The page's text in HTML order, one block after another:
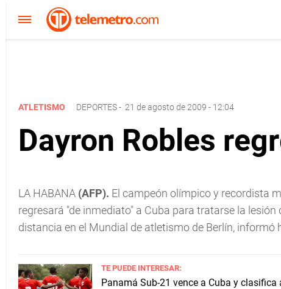
ATLETISMO DEPORTES- 21 de agosto de 2009 - 12:04
Dayron Robles
LA HABANA (AFP). El campeón olímpico y recordista
regresará "de inmediato" a Cuba para tratarse la
distancia en el Mundial de atletismo de Berlín, informó
TE PUEDE INTERESAR:
Panamá Sub-21 vence a Cuba y